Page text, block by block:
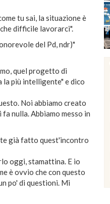
tu sai, la situazione è
difficile lavorarci".
del Pd, ndr)"
quel progetto di
la più intelligente" e dico
Noi abbiamo creato
nulla. Abbiamo messo in
già fatto quest'incontro
oggi, stamattina. E io
è ovvio che con questo
po' di questioni. Mi